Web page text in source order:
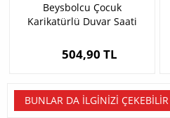
Beysbolcu Çocuk
Karikatürlü Duvar Saati
504,90 TL
BUNLAR DA İLGINIZI